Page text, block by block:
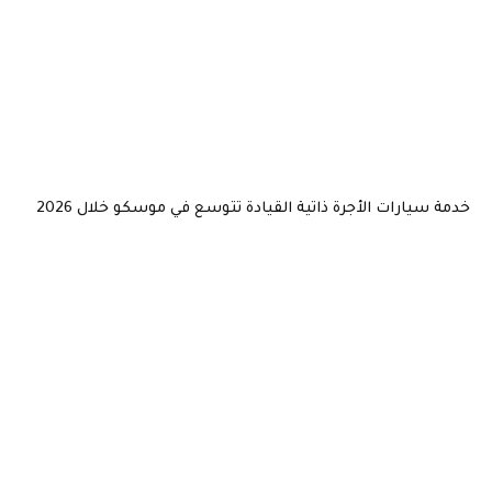
خدمة سيارات الأجرة ذاتية القيادة تتوسع في موسكو خلال 2026